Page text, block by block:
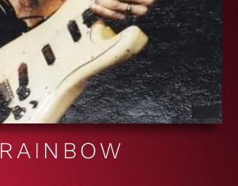
RAINBOW